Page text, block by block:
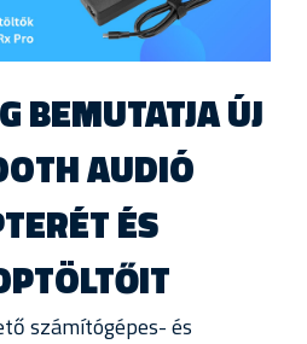
BEMUTATJA ÚJ
AUDIÓ
ÉS
számítógépes- és